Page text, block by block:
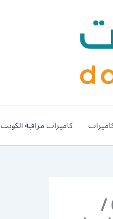
كاميرات مراقبة الكويت
فني تركيب سيراميك الرميثية / 66447375 /